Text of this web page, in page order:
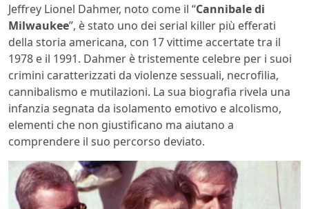
Jeffrey Lionel Dahmer, noto come il “Cannibale di
Milwaukee”, è stato uno dei serial killer più efferati
della storia americana, con 17 vittime accertate tra il
1978 e il 1991. Dahmer è tristemente celebre per i suoi
crimini caratterizzati da violenze sessuali, necrofilia,
cannibalismo e mutilazioni. La sua biografia rivela una
infanzia segnata da isolamento emotivo e alcolismo,
elementi che non giustificano ma aiutano a
comprendere il suo percorso deviato.